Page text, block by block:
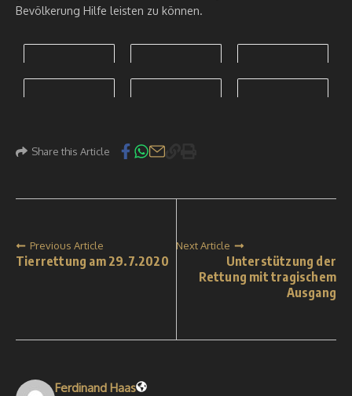
Bevölkerung Hilfe leisten zu können.
Share this Article
Previous Article
Tierrettung am 29.7.2020
Next Article
Unterstützung der
Rettung mit tragischem
Ausgang
Ferdinand Haas